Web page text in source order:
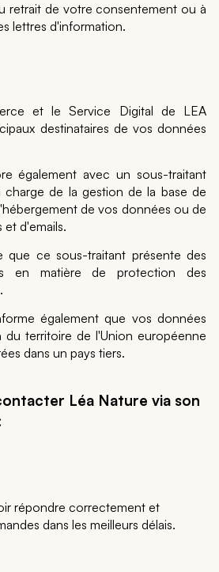
retrait de votre consentement ou à
lettres d'information.
et le Service Digital de LEA
destinataires de vos données
également avec un sous-traitant
de la gestion de la base de
de vos données ou de
d'emails.
que ce sous-traitant présente des
en matière de protection des
également que vos données
du territoire de l'Union européenne
dans un pays tiers.
Léa Nature via son
répondre correctement et
dans les meilleurs délais.